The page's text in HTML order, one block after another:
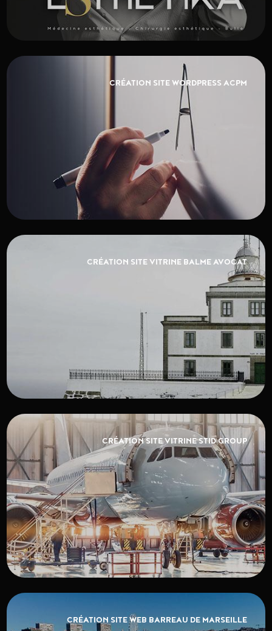
CRÉATION SITE WORDPRESS ACPM
CRÉATION SITE VITRINE BALME AVOCAT
CRÉATION SITE VITRINE STID GROUP
CRÉATION SITE WEB BARREAU DE MARSEILLE